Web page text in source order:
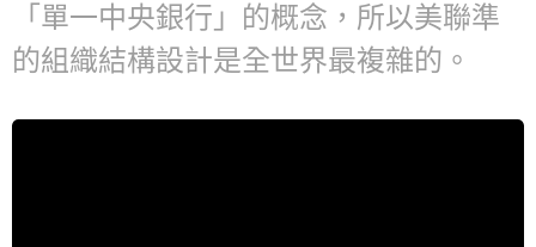
「單一中央銀行」的概念，所以美聯準
的組織結構設計是全世界最複雜的。